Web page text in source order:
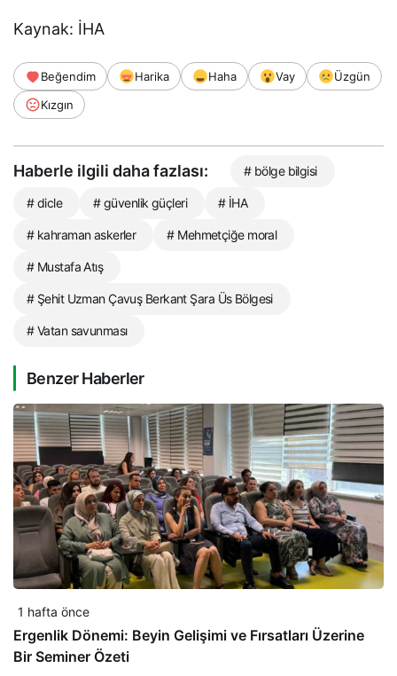
Kaynak: İHA
Beğendim Harika Haha Vay
Üzgün
Kızgın
Haberle ilgili daha fazlası: # bölge bilgisi
# dicle # güvenlik güçleri # İHA
# kahraman askerler # Mehmetçiğe moral
# Mustafa Atış
# Şehit Uzman Çavuş Berkant Şara Üs Bölgesi
# Vatan savunması
Benzer Haberler
1 hafta önce
Ergenlik Dönemi: Beyin Gelişimi ve Fırsatları Üzerine
Bir Seminer Özeti